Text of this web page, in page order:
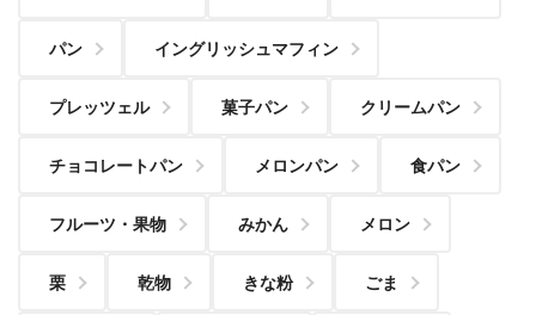
パン イングリッシュマフィン
プレッツェル 菓子パン クリームパン
チョコレートパン メロンパン 食パン
フルーツ・果物 みかん メロン
栗 乾物 きな粉 ごま